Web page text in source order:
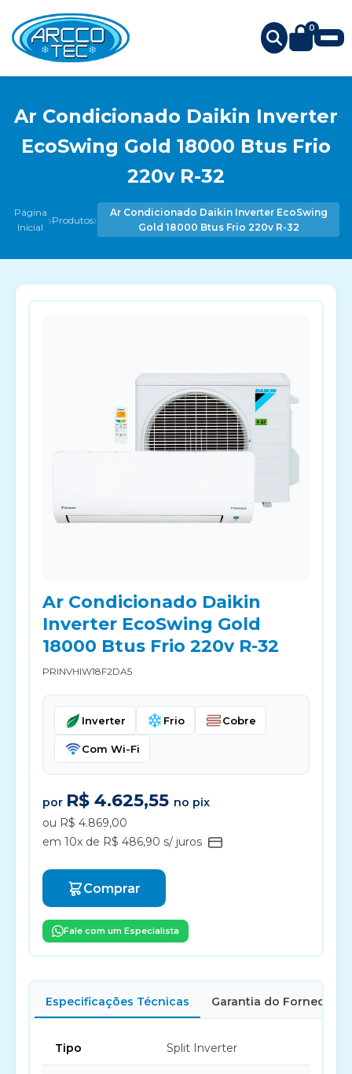
0
Ar Condicionado Daikin Inverter
EcoSwing Gold 18000 Btus Frio
220v R-32
Página
Inicial ›Produtos›
Ar Condicionado Daikin Inverter EcoSwing
Gold 18000 Btus Frio 220v R-32
Ar Condicionado Daikin
Inverter EcoSwing Gold
18000 Btus Frio 220v R-32
PRINVHIW18F2DA5
Inverter Frio Cobre
Com Wi-Fi
por R$ 4.625,55 no pix
ou R$ 4.869,00
em 10x de R$ 486,90 s/ juros
Comprar
Fale com um Especialista
Especificações Técnicas Garantia do Fornecedor
Tipo Split Inverter